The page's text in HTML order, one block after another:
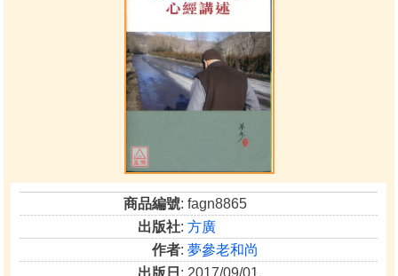
商品編號: fagn8865
出版社:方廣
作者:夢參老和尚
出版日 : 2017/09/01